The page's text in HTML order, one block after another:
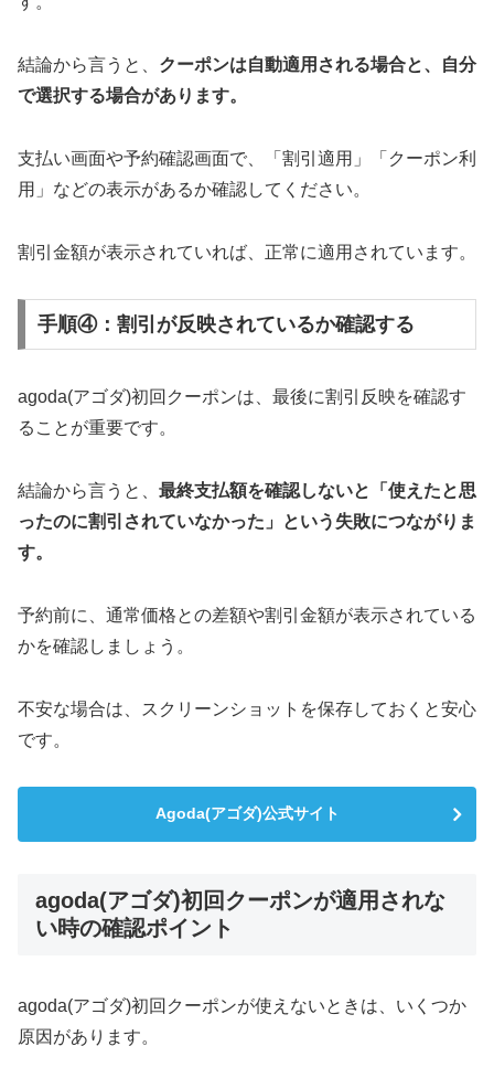
結論から言うと、 クーポンは自動適用される場合と、自分
で選択する場合があります。
支払い画面や予約確認画面で、「割引適用」「クーポン利
用」などの表示があるか確認してください。
割引金額が表示されていれば、正常に適用されています。
手順④：割引が反映されているか確認する
agoda(アゴダ)初回クーポンは、最後に割引反映を確認す
ることが重要です。
結論から言うと、 最終支払額を確認しないと「使えたと思
ったのに割引されていなかった」という失敗につながりま
す。
予約前に、通常価格との差額や割引金額が表示されている
かを確認しましょう。
不安な場合は、スクリーンショットを保存しておくと安心
です。
Agoda(アゴダ)公式サイト
agoda(アゴダ)初回クーポンが適用されな
い時の確認ポイント
agoda(アゴダ)初回クーポンが使えないときは、いくつか
原因があります。